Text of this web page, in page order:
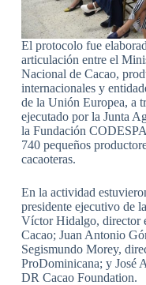
El protocolo fue
articulación entre el
Nacional de Cacao,
internacionales y
de la Unión Europea, a
ejecutado por la Junta
la Fundación
740 pequeños
cacaoteras.
En la actividad
presidente ejecutivo de
Víctor Hidalgo, director
Cacao; Juan Antonio
Segismundo Morey,
ProDominicana; y José
DR Cacao Foundation.